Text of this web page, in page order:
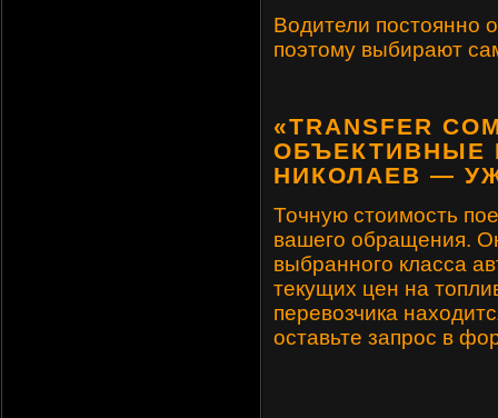
Водители постоянно
поэтому выбирают
«TRANSFER
ОБЪЕКТИВНЫЕ
НИКОЛАЕВ —
Точную стоимость
вашего обращения.
выбранного класса
текущих цен на
перевозчика
оставьте запрос в